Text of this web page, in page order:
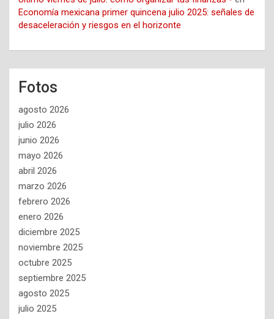
Economía mexicana primer quincena julio 2025: señales de
desaceleración y riesgos en el horizonte
Fotos
agosto 2026
julio 2026
junio 2026
mayo 2026
abril 2026
marzo 2026
febrero 2026
enero 2026
diciembre 2025
noviembre 2025
octubre 2025
septiembre 2025
agosto 2025
julio 2025